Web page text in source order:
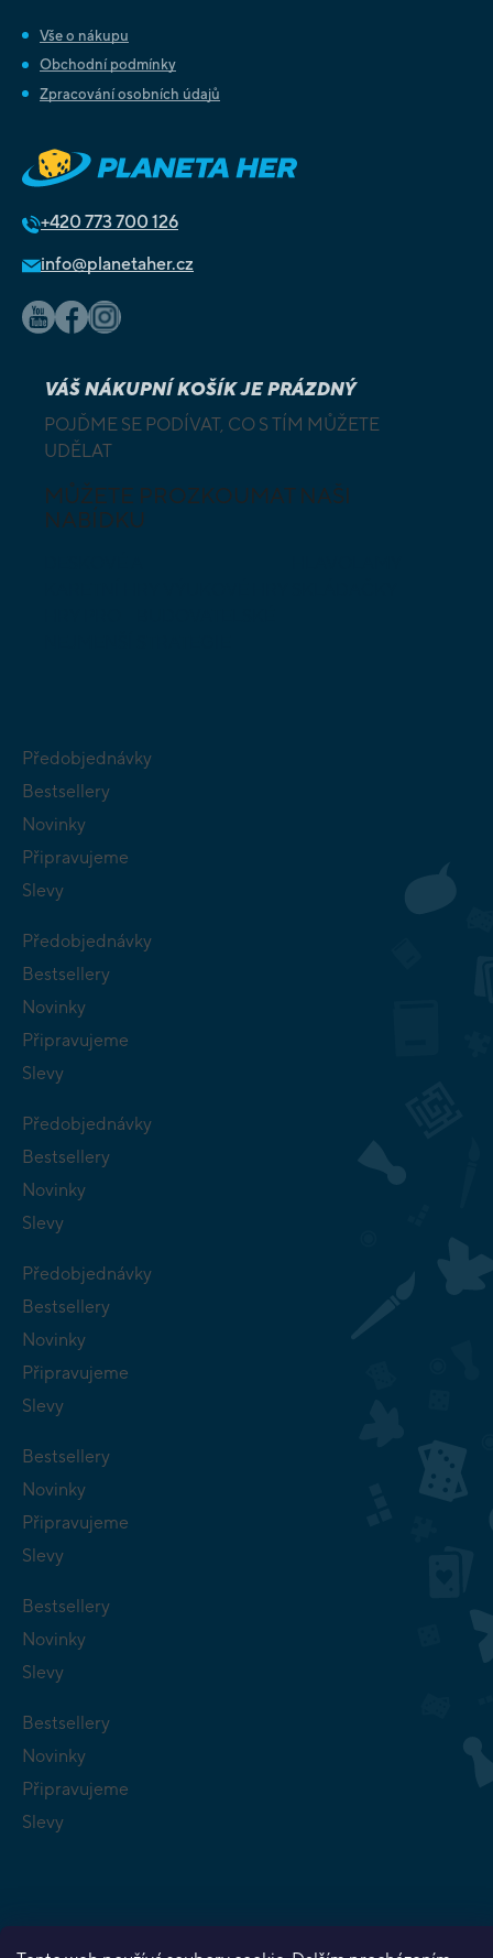
Vše o nákupu
Obchodní podmínky
Zpracování osobních údajů
+420 773 700 126
info@planetaher.cz
VÁŠ NÁKUPNÍ KOŠÍK JE PRÁZDNÝ
POJĎME SE PODÍVAT, CO S TÍM MŮŽETE
UDĚLAT
MŮŽETE PROZKOUMAT NAŠI
NABÍDKU
Předobjednávky
Bestsellery
Novinky
Připravujeme
Slevy
Předobjednávky
Bestsellery
Novinky
Připravujeme
Slevy
Předobjednávky
Bestsellery
Novinky
Slevy
Předobjednávky
Bestsellery
Novinky
Připravujeme
Slevy
Bestsellery
Novinky
Připravujeme
Slevy
Bestsellery
Novinky
Slevy
Bestsellery
Novinky
Připravujeme
Slevy